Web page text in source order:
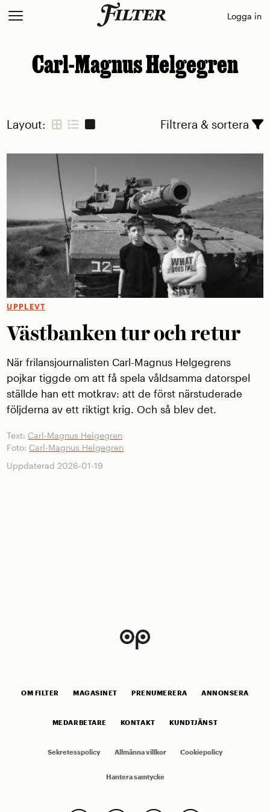
Skip
Logga in
Carl-Magnus Helgegren
Layout: Filtrera & sortera
UPPLEVT
Västbanken tur och retur
När frilansjournalisten Carl-Magnus Helgegrens
pojkar tiggde om att få spela våldsamma datorspel
ställde han ett motkrav: att de först närstuderade
följderna av ett riktigt krig. Och så blev det.
Text: Carl-Magnus Helgegren
Foto: Carl-Magnus Helgegren
Uppdaterad 2026-01-19
OM FILTER MAGASINET PRENUMERERA ANNONSERA
MEDARBETARE KONTAKT KUNDTJÄNST
Sekretesspolicy Allmänna villkor Cookiepolicy
Hantera samtycke